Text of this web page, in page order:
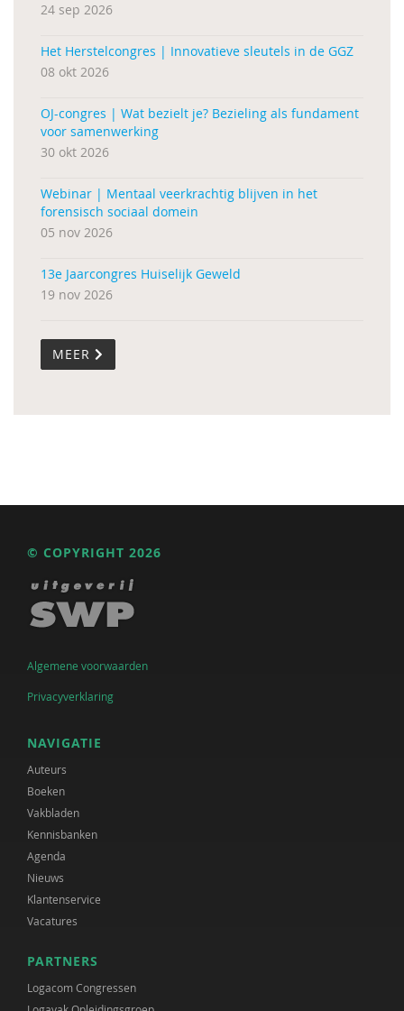
24 sep 2026
Het Herstelcongres | Innovatieve sleutels in de GGZ
08 okt 2026
OJ-congres | Wat bezielt je? Bezieling als fundament
voor samenwerking
30 okt 2026
Webinar | Mentaal veerkrachtig blijven in het
forensisch sociaal domein
05 nov 2026
13e Jaarcongres Huiselijk Geweld
19 nov 2026
MEER
© COPYRIGHT 2026
Algemene voorwaarden
Privacyverklaring
NAVIGATIE
Auteurs
Boeken
Vakbladen
Kennisbanken
Agenda
Nieuws
Klantenservice
Vacatures
PARTNERS
Logacom Congressen